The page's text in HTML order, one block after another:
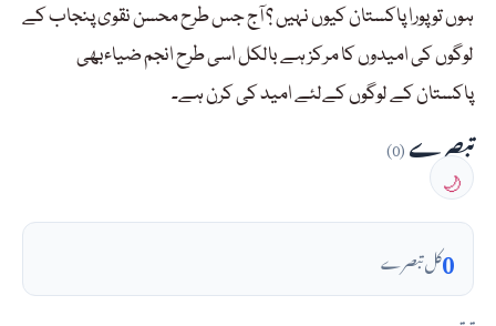
ہوں تو پورا پاکستان کیوں نہیں ؟ آج جس طرح محسن نقوی پنجاب کے
لوگوں کی امیدوں کا مرکز ہے بالکل اسی طرح انجم ضیاءبھی
پاکستان کے لوگوں کےلئے امید کی کرن ہے۔
تبصرے(0)
🌙
0کل تبصرے